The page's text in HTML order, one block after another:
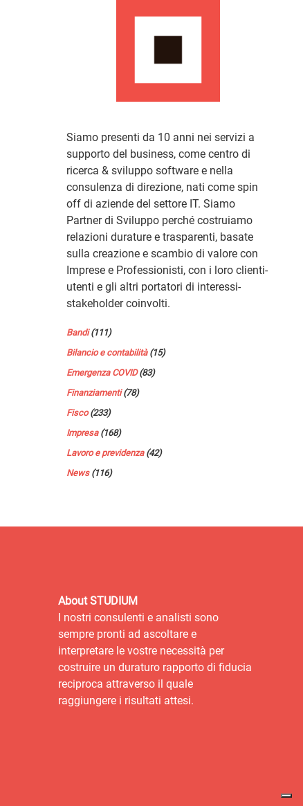
Siamo presenti da 10 anni nei servizi a
supporto del business, come centro di
ricerca & sviluppo software e nella
consulenza di direzione, nati come spin
off di aziende del settore IT. Siamo
Partner di Sviluppo perché costruiamo
relazioni durature e trasparenti, basate
sulla creazione e scambio di valore con
Imprese e Professionisti, con i loro clienti-
utenti e gli altri portatori di interessi-
stakeholder coinvolti.
Bandi(111)
Bilancio e contabilità(15)
Emergenza COVID(83)
Finanziamenti(78)
Fisco(233)
Impresa(168)
Lavoro e previdenza(42)
News(116)
About STUDIUM
I nostri consulenti e analisti sono
sempre pronti ad ascoltare e
interpretare le vostre necessità per
costruire un duraturo rapporto di fiducia
reciproca attraverso il quale
raggiungere i risultati attesi.